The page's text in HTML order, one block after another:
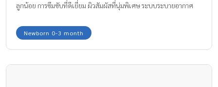
ลูกน้อย การซึมซับที่ดีเยี่ยม ผิวสัมผัสที่นุ่มพิเศษ ระบบระบายอากาศ
Newborn 0-3 month